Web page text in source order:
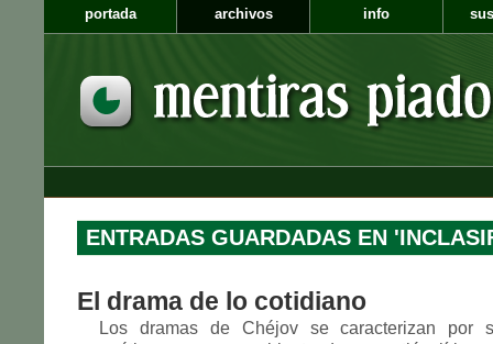
portada archivos info
ENTRADAS GUARDADAS EN
El drama de lo cotidiano
Los dramas de Chéjov se caracterizan por